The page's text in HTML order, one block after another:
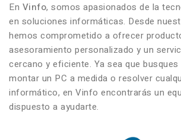
En Vinfo, somos apasionados de la
en soluciones informáticas. Desde
hemos comprometido a ofrecer
asesoramiento personalizado y un
cercano y eficiente. Ya sea que
montar un PC a medida o resolver
informático, en Vinfo encontrarás un
dispuesto a ayudarte.